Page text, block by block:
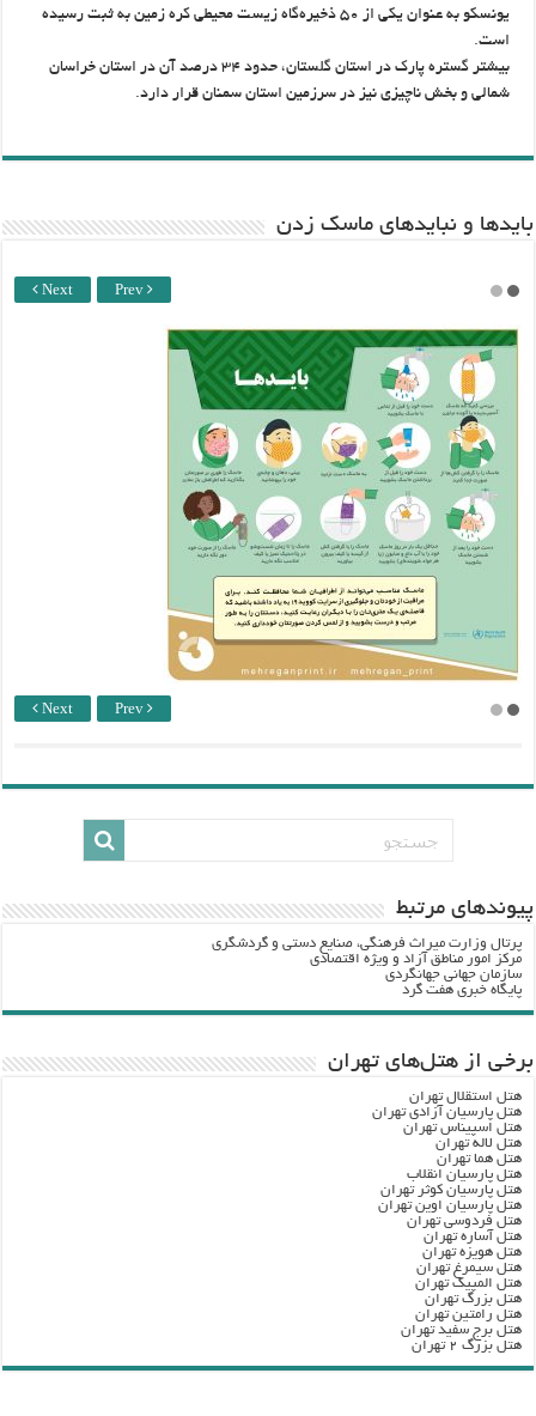
یونسکو به عنوان یکی از ۵۰ ذخیره‌گاه زیست محیطی کره زمین به ثبت رسیده
است.
بیشتر گستره پارک در استان گلستان، حدود ۳۴ درصد آن در استان خراسان
شمالی و بخش ناچیزی نیز در سرزمین استان سمنان قرار دارد.
باید‌ها و نبایدهای ماسک زدن
Next Prev
Next Prev
پيوندهاي مرتبط
پرتال وزارت ميراث فرهنگي، صنایع دستی و گردشگري
مرکز امور مناطق آزاد و ویژه اقتصادی
سازمان جهانی جهانگردی
پایگاه خبری هفت گرد
برخی از هتل‌های تهران
هتل استقلال تهران
هتل پارسیان آزادی تهران
هتل اسپیناس تهران
هتل لاله تهران
هتل هما تهران
هتل پارسیان انقلاب
هتل پارسیان کوثر تهران
هتل پارسیان اوین تهران
هتل فردوسی تهران
هتل آساره تهران
هتل هویزه تهران
هتل سیمرغ تهران
هتل المپیک تهران
هتل بزرگ تهران
هتل رامتین تهران
هتل برج سفید تهران
هتل بزرگ ۲ تهران